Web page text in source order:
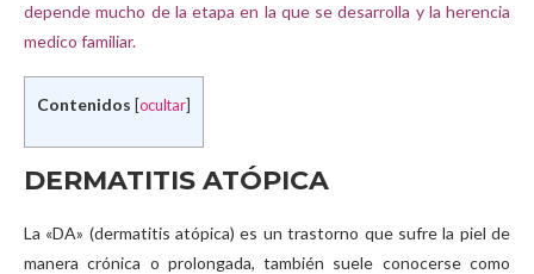
depende mucho de la etapa en la que se desarrolla y la herencia
medico familiar.
Contenidos ocultar
DERMATITIS ATÓPICA
La «DA» (dermatitis atópica) es un trastorno que sufre la piel de
manera crónica o prolongada, también suele conocerse como